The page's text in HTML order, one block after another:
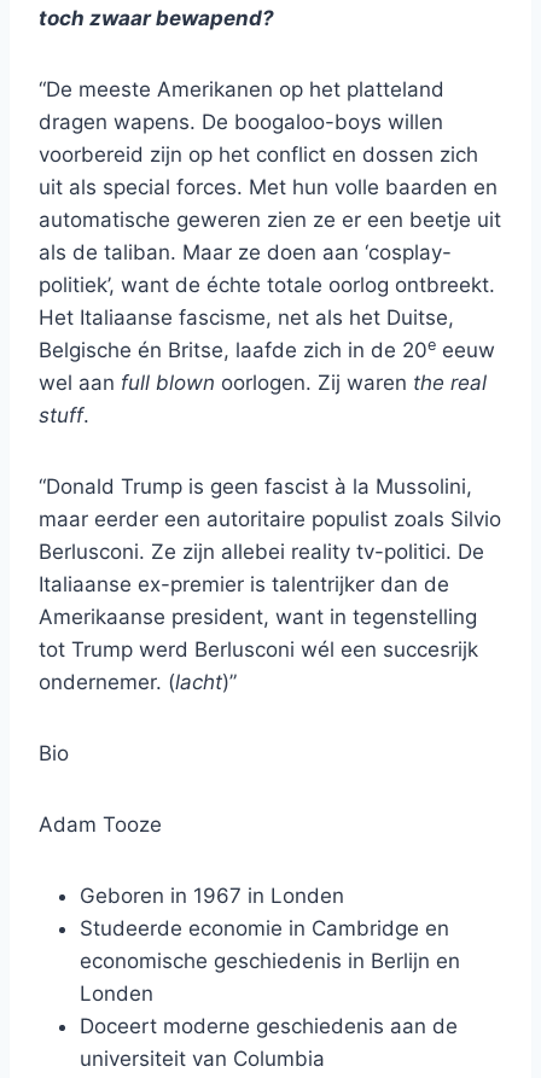
toch zwaar bewapend?
“De meeste Amerikanen op het platteland
dragen wapens. De boogaloo-boys willen
voorbereid zijn op het conflict en dossen zich
uit als special forces. Met hun volle baarden en
automatische geweren zien ze er een beetje uit
als de taliban. Maar ze doen aan ‘cosplay-
politiek’, want de échte totale oorlog ontbreekt.
Het Italiaanse fascisme, net als het Duitse,
Belgische én Britse, laafde zich in de 20e eeuw
wel aan full blown oorlogen. Zij waren the real
stuff.
“Donald Trump is geen fascist à la Mussolini,
maar eerder een autoritaire populist zoals Silvio
Berlusconi. Ze zijn allebei reality tv-politici. De
Italiaanse ex-premier is talentrijker dan de
Amerikaanse president, want in tegenstelling
tot Trump werd Berlusconi wél een succesrijk
ondernemer. (lacht)”
Bio
Adam Tooze
Geboren in 1967 in Londen
Studeerde economie in Cambridge en
economische geschiedenis in Berlijn en
Londen
Doceert moderne geschiedenis aan de
universiteit van Columbia